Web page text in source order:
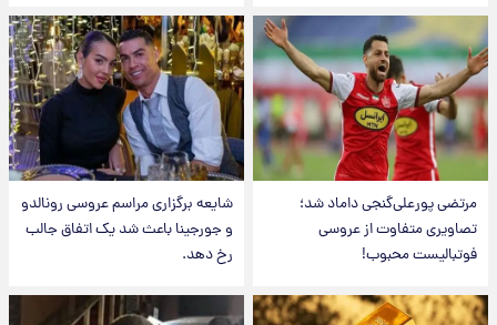
مرتضی پورعلی‌گنجی داماد شد؛
تصاویری متفاوت از عروسی
فوتبالیست محبوب!
شایعه برگزاری مراسم عروسی رونالدو
و جورجینا باعث شد یک اتفاق جالب
رخ دهد.